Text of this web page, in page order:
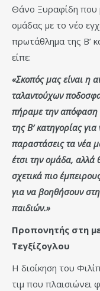
Θάνο Ξυραφίδη που
ομάδας με το νέο
πρωτάθλημα της Β’
είπε:
«Σκοπός μας είναι η
ταλαντούχων
πήραμε την
της Β’ κατηγορίας
παραστάσεις τα νέα
έτσι την ομάδα, αλλά
σχετικά πιο
για να βοηθήσουν
παιδιών.»
Προπονητής στη
Τεγξίζογλου
Η διοίκηση του
τιμ που πλαισιώνει